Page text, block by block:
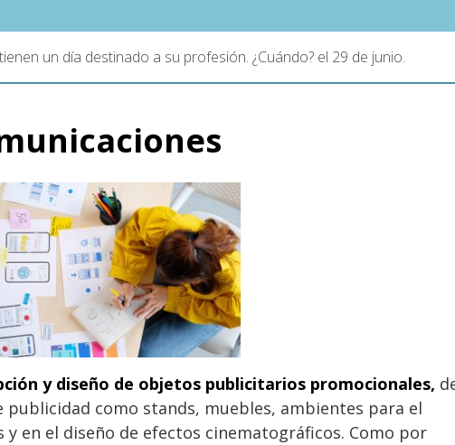
un día destinado a su profesión. ¿Cuándo? el 29 de junio.
y diseño de objetos publicitarios promocionales,
publicidad como stands, muebles, ambientes para el
en el diseño de efectos cinematográficos. Como por